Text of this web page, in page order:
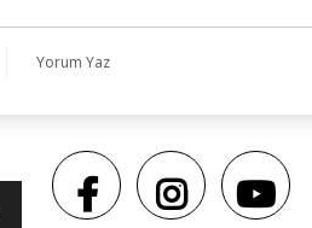
Yorum Yaz